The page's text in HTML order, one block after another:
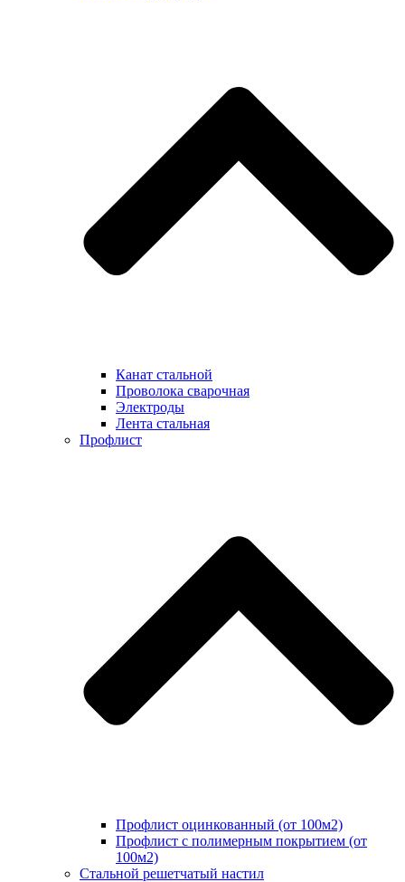
Канат стальной
Проволока сварочная
Электроды
Лента стальная
Профлист
Профлист оцинкованный (от 100м2)
Профлист с полимерным покрытием (от
100м2)
Стальной решетчатый настил